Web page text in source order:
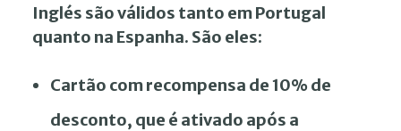
Inglés são válidos tanto em Portugal
quanto na Espanha. São eles:
Cartão com recompensa de 10% de
desconto, que é ativado após a